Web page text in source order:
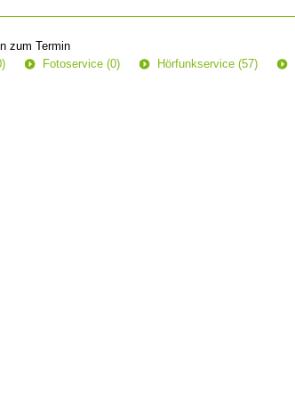
zum Termin
Fotoservice (0) Hörfunkservice (57)